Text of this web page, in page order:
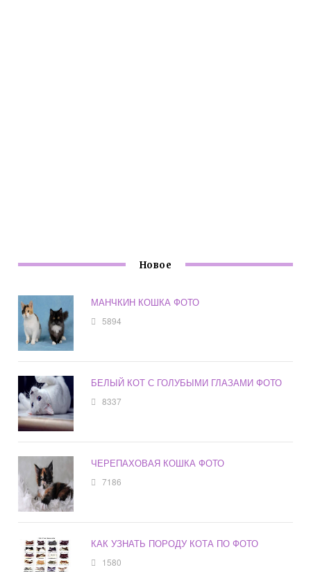
Новое
МАНЧКИН КОШКА ФОТО
5894
БЕЛЫЙ КОТ С ГОЛУБЫМИ ГЛАЗАМИ ФОТО
8337
ЧЕРЕПАХОВАЯ КОШКА ФОТО
7186
КАК УЗНАТЬ ПОРОДУ КОТА ПО ФОТО
1580